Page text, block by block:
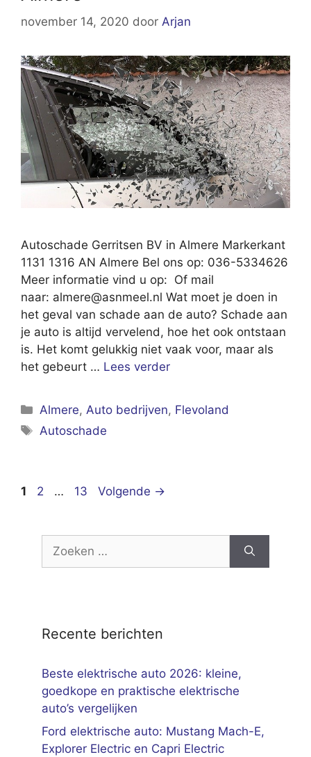
november 14, 2020 door Arjan
Autoschade Gerritsen BV in Almere Markerkant
1131 1316 AN Almere Bel ons op: 036-5334626
Meer informatie vind u op: Of mail
naar: almere@asnmeel.nl Wat moet je doen in
het geval van schade aan de auto? Schade aan
je auto is altijd vervelend, hoe het ook ontstaan
is. Het komt gelukkig niet vaak voor, maar als
het gebeurt … Lees verder
Categorieën
Almere, Auto bedrijven, Flevoland
Tags
Autoschade
Pagina
1 Pagina
2 … Pagina
13 Volgende →
naar:
Recente berichten
Beste elektrische auto 2026: kleine,
goedkope en praktische elektrische
auto’s vergelijken
Ford elektrische auto: Mustang Mach-E,
Explorer Electric en Capri Electric